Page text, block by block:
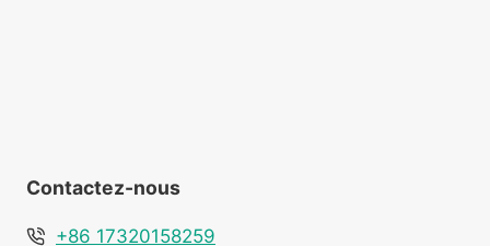
Contactez-nous
+86 17320158259